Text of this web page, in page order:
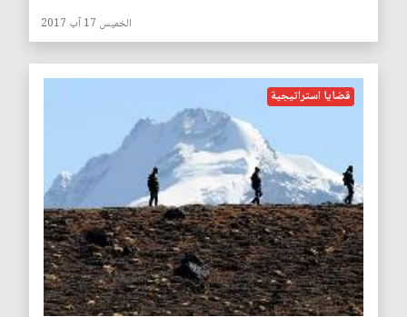
الخميس 17 آب 2017
قضايا استراتيجية